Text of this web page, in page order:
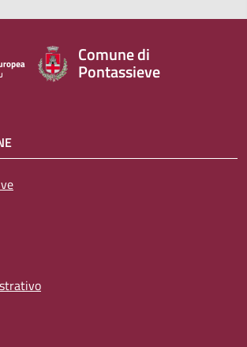
Comune di
Pontassieve